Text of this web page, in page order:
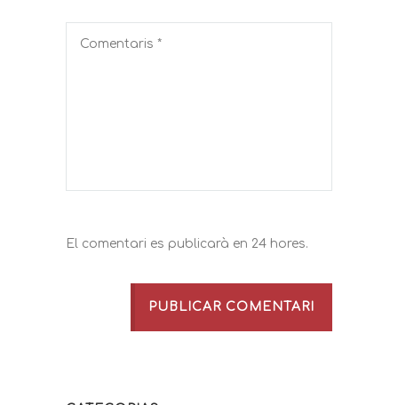
El comentari es publicarà en 24 hores.
PUBLICAR COMENTARI